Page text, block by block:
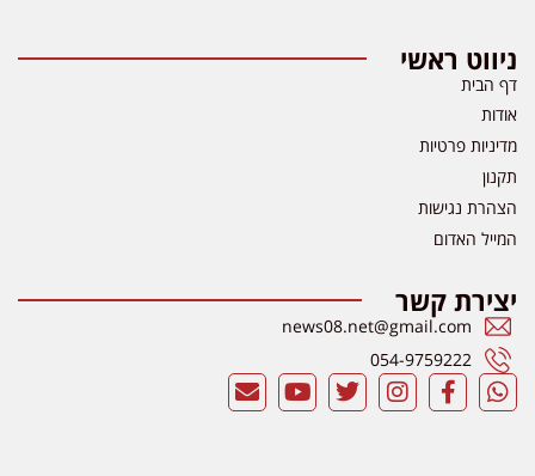
ניווט ראשי
דף הבית
אודות
מדיניות פרטיות
תקנון
הצהרת נגישות
המייל האדום
יצירת קשר
news08.net@gmail.com
054-9759222